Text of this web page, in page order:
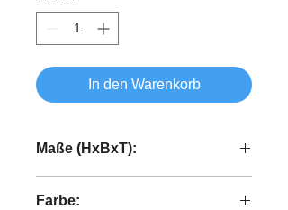
In den Warenkorb
Maße (HxBxT):
Farbe: